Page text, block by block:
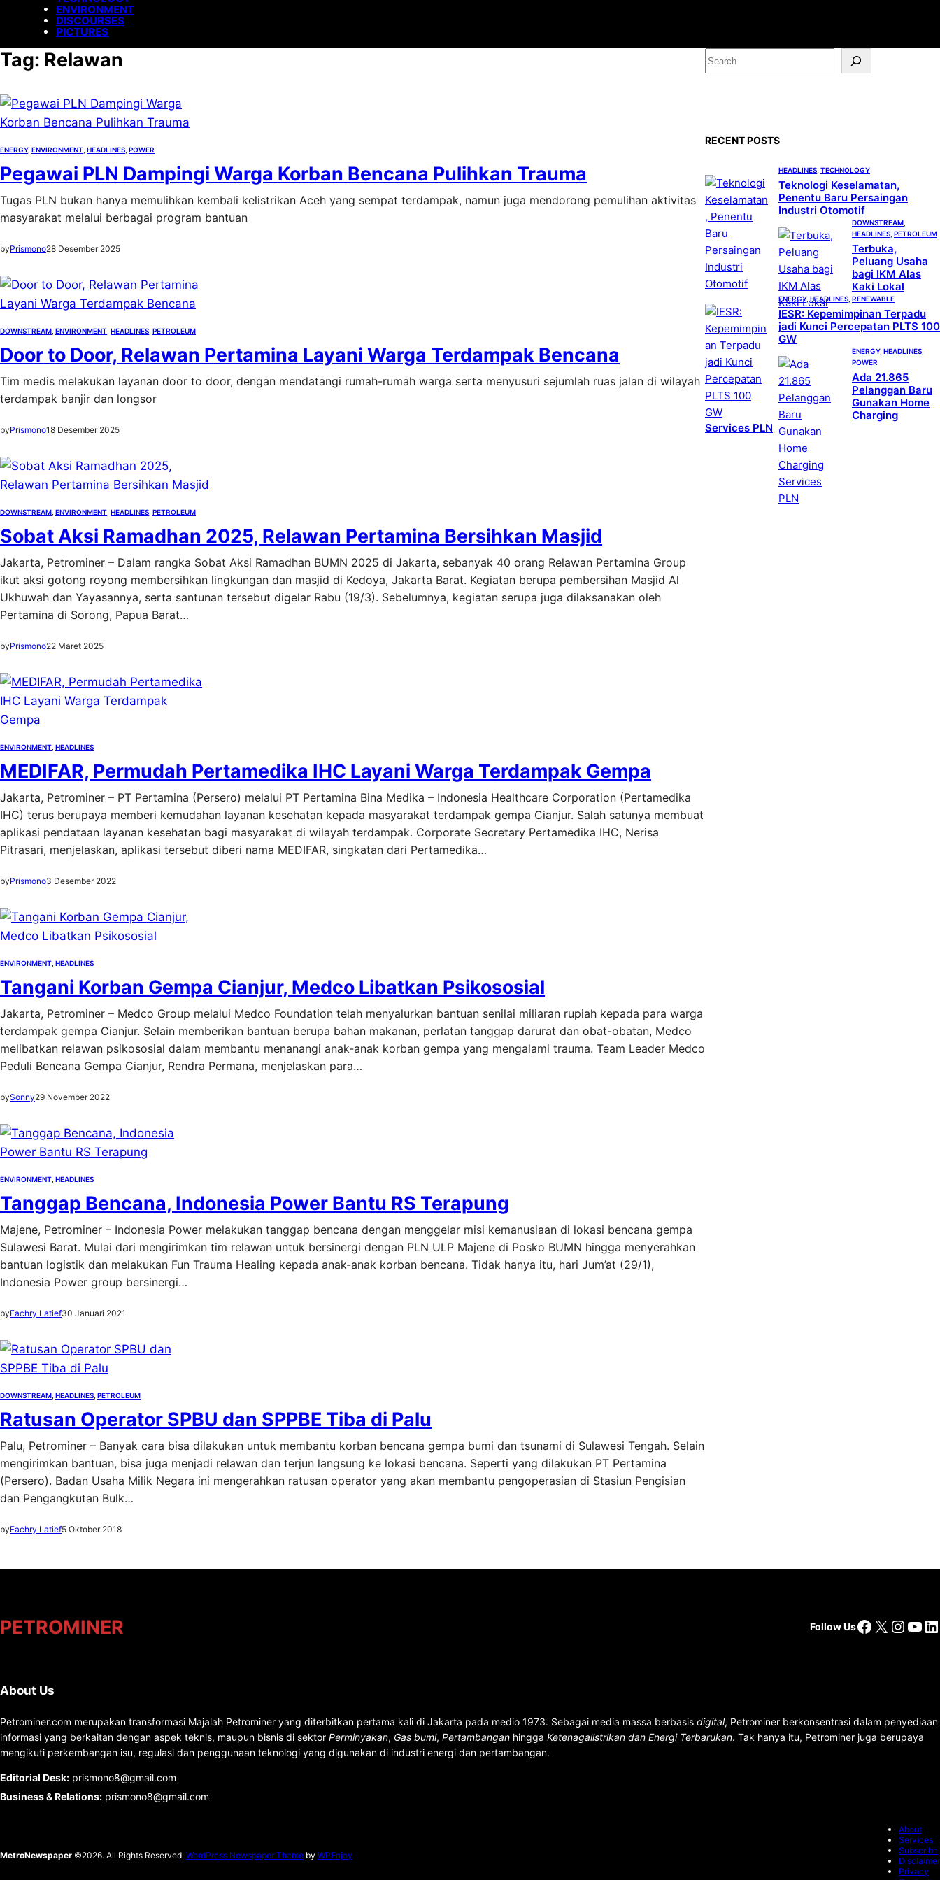
ENVIRONMENT
DISCOURSES
PICTURES
Tag: Relawan
ENERGY, ENVIRONMENT HEADLINES POWER
Pegawai PLN Dampingi Warga Korban Bencana Pulihkan Trauma
Tugas PLN bukan hanya memulihkan kembali kelistrikan Aceh yang sempat terdampak, namun juga mendorong pemulihan aktivitas
masyarakat melalui berbagai program bantuan
byPrismono28 Desember 2025
DOWNSTREAM ENVIRONMENT HEADLINES PETROLEUM
Door to Door, Relawan Pertamina Layani Warga Terdampak Bencana
Tim medis melakukan layanan door to door, dengan mendatangi rumah-rumah warga serta menyusuri sejumlah ruas jalan di wilayah
terdampak banjir dan longsor
byPrismono18 Desember 2025
DOWNSTREAM ENVIRONMENT HEADLINES PETROLEUM
Sobat Aksi Ramadhan 2025, Relawan Pertamina Bersihkan Masjid
Jakarta, Petrominer – Dalam rangka Sobat Aksi Ramadhan BUMN 2025 di Jakarta, sebanyak 40 orang Relawan Pertamina Group
ikut aksi gotong royong membersihkan lingkungan dan masjid di Kedoya, Jakarta Barat. Kegiatan berupa pembersihan Masjid Al
Ukhuwah dan Yayasannya, serta santunan tersebut digelar Rabu (19/3). Sebelumnya, kegiatan serupa juga dilaksanakan oleh
Pertamina di Sorong, Papua Barat…
byPrismono22 Maret 2025
ENVIRONMENT HEADLINES
MEDIFAR, Permudah Pertamedika IHC Layani Warga Terdampak Gempa
Jakarta, Petrominer – PT Pertamina (Persero) melalui PT Pertamina Bina Medika – Indonesia Healthcare Corporation (Pertamedika
IHC) terus berupaya memberi kemudahan layanan kesehatan kepada masyarakat terdampak gempa Cianjur. Salah satunya membuat
aplikasi pendataan layanan kesehatan bagi masyarakat di wilayah terdampak. Corporate Secretary Pertamedika IHC, Nerisa
Pitrasari, menjelaskan, aplikasi tersebut diberi nama MEDIFAR, singkatan dari Pertamedika…
byPrismono3 Desember 2022
ENVIRONMENT HEADLINES
Tangani Korban Gempa Cianjur, Medco Libatkan Psikososial
Jakarta, Petrominer – Medco Group melalui Medco Foundation telah menyalurkan bantuan senilai miliaran rupiah kepada para warga
terdampak gempa Cianjur. Selain memberikan bantuan berupa bahan makanan, perlatan tanggap darurat dan obat-obatan, Medco
melibatkan relawan psikososial dalam membantu menanangi anak-anak korban gempa yang mengalami trauma. Team Leader Medco
Peduli Bencana Gempa Cianjur, Rendra Permana, menjelaskan para…
bySonny29 November 2022
ENVIRONMENT HEADLINES
Tanggap Bencana, Indonesia Power Bantu RS Terapung
Majene, Petrominer – Indonesia Power melakukan tanggap bencana dengan menggelar misi kemanusiaan di lokasi bencana gempa
Sulawesi Barat. Mulai dari mengirimkan tim relawan untuk bersinergi dengan PLN ULP Majene di Posko BUMN hingga menyerahkan
bantuan logistik dan melakukan Fun Trauma Healing kepada anak-anak korban bencana. Tidak hanya itu, hari Jum’at (29/1),
Indonesia Power group bersinergi…
byFachry Latief30 Januari 2021
DOWNSTREAM HEADLINES PETROLEUM
Ratusan Operator SPBU dan SPPBE Tiba di Palu
Palu, Petrominer – Banyak cara bisa dilakukan untuk membantu korban bencana gempa bumi dan tsunami di Sulawesi Tengah. Selain
mengirimkan bantuan, bisa juga menjadi relawan dan terjun langsung ke lokasi bencana. Seperti yang dilakukan PT Pertamina
(Persero). Badan Usaha Milik Negara ini mengerahkan ratusan operator yang akan membantu pengoperasian di Stasiun Pengisian
dan Pengangkutan Bulk…
byFachry Latief5 Oktober 2018
S
e
RECENT POSTS
HEADLINES TECHNOLOGY
Teknologi Keselamatan,
Penentu Baru Persaingan
Industri Otomotif
DOWNSTREAM
HEADLINES PETROLEUM
Terbuka,
Peluang Usaha
bagi IKM Alas
Kaki Lokal
ENERGY, HEADLINES RENEWABLE
IESR: Kepemimpinan Terpadu
jadi Kunci Percepatan PLTS 100
GW
ENERGY, HEADLINES
POWER
Ada 21.865
Pelanggan Baru
Gunakan Home
Charging
Services PLN
PETROMINER Follow UsFacebook
X
About Us
Petrominer.com merupakan transformasi Majalah Petrominer yang diterbitkan pertama kali di Jakarta pada medio 1973. Sebagai media massa berbasis digital, Petrominer berkonsentrasi dalam penyediaan
informasi yang berkaitan dengan aspek teknis, maupun bisnis di sektor Perminyakan, Gas bumi, Pertambangan hingga Ketenagalistrikan dan Energi Terbarukan. Tak hanya itu, Petrominer juga berupaya
mengikuti perkembangan isu, regulasi dan penggunaan teknologi yang digunakan di industri energi dan pertambangan.
Editorial Desk: prismono8@gmail.com
Business & Relations: prismono8@gmail.com
MetroNewspaper ©2026. All Rights Reserved. WordPress Newspaper Theme by WPEnjoy
About
Services
Subscribe
Disclaimer
Privacy